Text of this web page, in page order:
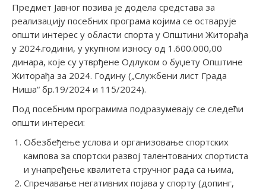
Предмет Јавног позива је додела средстава за
реализацију посебних програма којима се остварује
општи интерес у области спорта у Општини Житорађа
у 2024.години, у укупном износу од 1.600.000,00
динара, које су утврђене Одлуком о буџету Општине
Житорађа за 2024. Годину („Службени лист Града
Ниша“ бр.19/2024 и 115/2024).
Под посебним програмима подразумевају се следећи
општи интереси:
Обезбеђење услова и организовање спортских
кампова за спортски развој талентованих спортиста
и унапређење квалитета стручног рада са њима,
Спречавање негативних појава у спорту (допинг,